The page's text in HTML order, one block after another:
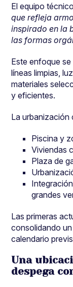
El equipo
que refleja
inspirado en la
las formas
Este enfoque se
líneas limpias,
materiales
y eficientes.
La urbanización
Piscina y
Viviendas
Plaza de
grandes
Las primeras
consolidando
calendario
Una
despega